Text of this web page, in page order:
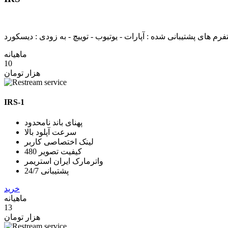
های پشتیبانی شده : آپارات - یوتیوب - توییچ - به زودی : دیسکورد
ماهیانه
10
هزار تومان
IRS-1
پهنای باند نامحدود
سرعت آپلود بالا
لینک اختصاصی کاربر
کیفیت تصویر 480
واترمارک ایران استریمر
پشتیبانی 24/7
خرید
ماهیانه
13
هزار تومان